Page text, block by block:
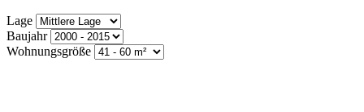
Lage
Baujahr
Wohnungsgröße